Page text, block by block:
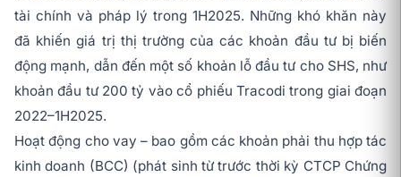
tài chính và pháp lý trong 1H2025. Những khó khăn này
đã khiến giá trị thị trường của các khoản đầu tư bị biến
động mạnh, dẫn đến một số khoản lỗ đầu tư cho SHS, như
khoản đầu tư 200 tỷ vào cổ phiếu Tracodi trong giai đoạn
2022–1H2025.
Hoạt động cho vay – bao gồm các khoản phải thu hợp tác
kinh doanh (BCC) (phát sinh từ trước thời kỳ CTCP Chứng